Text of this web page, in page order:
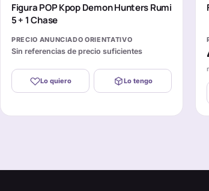
Figura POP Kpop Demon Hunters Rumi
5 + 1 Chase
PRECIO ANUNCIADO ORIENTATIVO
Sin referencias de precio suficientes
Lo quiero Lo tengo